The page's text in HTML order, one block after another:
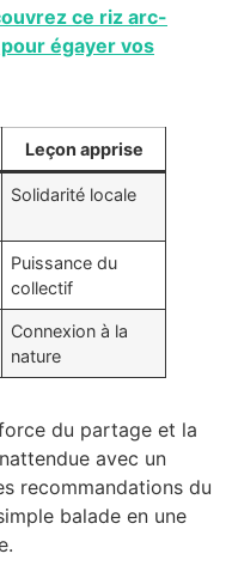
ce riz arc-
égayer vos
Leçon apprise
Solidarité locale
Puissance du
collectif
Connexion à la
nature
du partage et la
avec un
recommandations du
balade en une